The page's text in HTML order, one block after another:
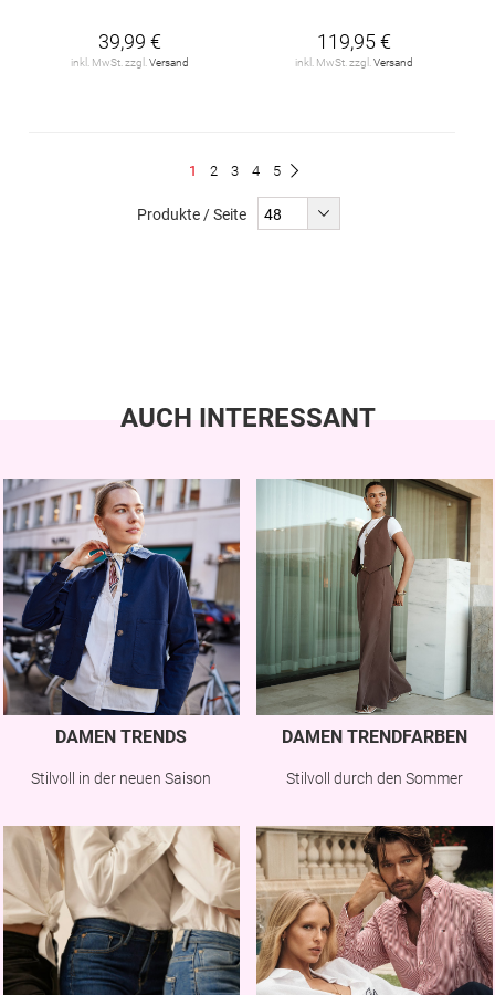
39,99 €
inkl. MwSt. zzgl. Versand
119,95 €
inkl. MwSt. zzgl. Versand
Du
1 Seite
2 Seite
3 Seite
4 Seite
5
Produkte / Seite
AUCH INTERESSANT
DAMEN TRENDS
Stilvoll in der neuen Saison
DAMEN TRENDFARBEN
Stilvoll durch den Sommer